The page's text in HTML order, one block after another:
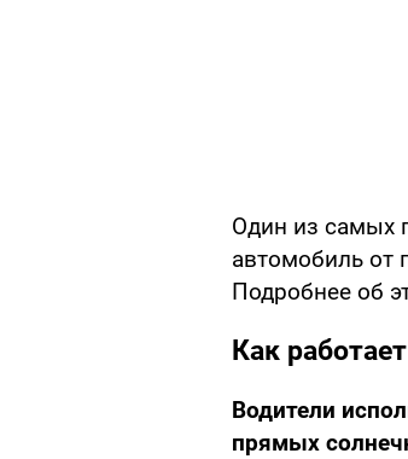
Один из самых
автомобиль от
Подробнее об
Как
Водители
прямых